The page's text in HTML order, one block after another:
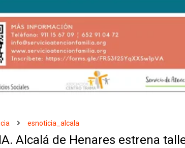
esnoticia_alcala
Alcalá de Henares estrena